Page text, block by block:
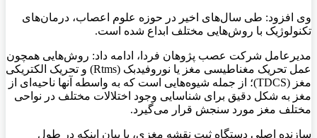
وی افزود: طی سال‌های اخیر در حوزه علوم اعصاب، درمان‌های
تکنولوژیک با روش‌هایی مختلف ابداع شده است.
مدیرعامل شرکت عصب پژوهان فردا، ادامه داد: روش‌هایی همچون
عمل تحریک مغناطیسی مغز یا نوروفیدبک (Rtms) و تحریک الکتریکی
مغز (TDCS)؛ از جمله شیوه‌هایی است که به واسطه آنها ناحیه‌ای از
مغز به شکل دقیق برای شناسایی وجود اختلالات مختلف در نواحی
مختلف مغز مورد سنجش قرار می‌گیرد.
سازنده‌ اصلی دستگاه ثبت نقشه مغزی، با بیان اینکه در طول